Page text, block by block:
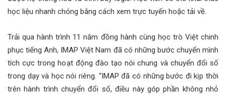
học liệu nhanh chóng bằng cách xem trực tuyến hoặc tải về.
Trải qua hành trình 11 năm đồng hành cùng học trò Việt chinh
phục tiếng Anh, IMAP Việt Nam đã có những bước chuyển mình
tích cực trong hoạt động đào tạo nói chung và chuyển đổi số
trong dạy và học nói riêng. “IMAP đã có những bước đi kịp thời
trên hành trình chuyển đổi số, điều này góp phần không nhỏ